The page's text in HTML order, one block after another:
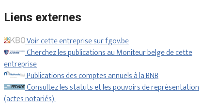
Liens externes
Voir cette entreprise sur fgov.be
Cherchez les publications au Moniteur belge de cette
entreprise
Publications des comptes annuels à la BNB
Consultez les statuts et les pouvoirs de représentation
(actes notariés).